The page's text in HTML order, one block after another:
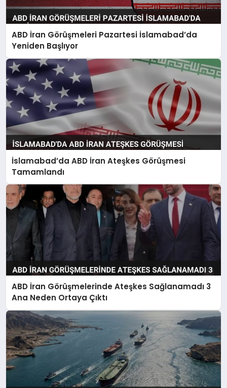
ABD İran Görüşmeleri Pazartesi İslamabad’da
Yeniden Başlıyor
İslamabad’da ABD İran Ateşkes Görüşmesi
Tamamlandı
ABD İran Görüşmelerinde Ateşkes Sağlanamadı 3
Ana Neden Ortaya Çıktı